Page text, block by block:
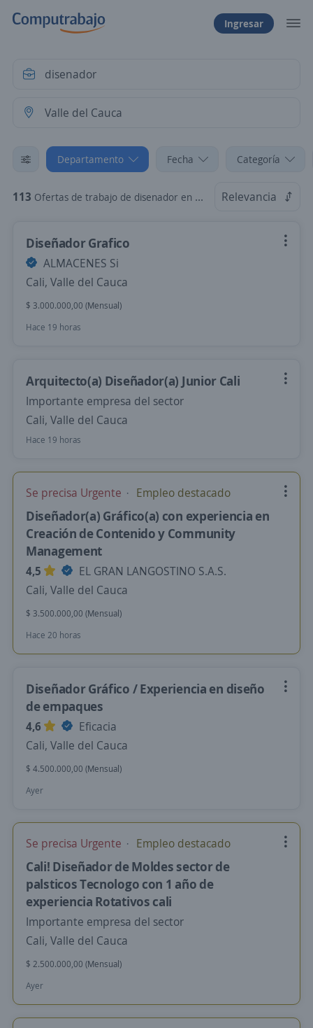
Ingresar
Departamento Fecha Categoría
113 Ofertas de trabajo de disenador en Valle del Cauca Relevancia
Diseñador Grafico
ALMACENES Si
Cali, Valle del Cauca
$ 3.000.000,00 (Mensual)
Hace 19 horas
Arquitecto(a) Diseñador(a) Junior Cali
Importante empresa del sector
Cali, Valle del Cauca
Hace 19 horas
Se precisa Urgente Empleo destacado
Diseñador(a) Gráfico(a) con experiencia en
Creación de Contenido y Community
Management
4,5
EL GRAN LANGOSTINO S.A.S.
Cali, Valle del Cauca
$ 3.500.000,00 (Mensual)
Hace 20 horas
Diseñador Gráfico / Experiencia en diseño
de empaques
4,6
Eficacia
Cali, Valle del Cauca
$ 4.500.000,00 (Mensual)
Ayer
Se precisa Urgente Empleo destacado
Cali! Diseñador de Moldes sector de
palsticos Tecnologo con 1 año de
experiencia Rotativos cali
Importante empresa del sector
Cali, Valle del Cauca
$ 2.500.000,00 (Mensual)
Ayer